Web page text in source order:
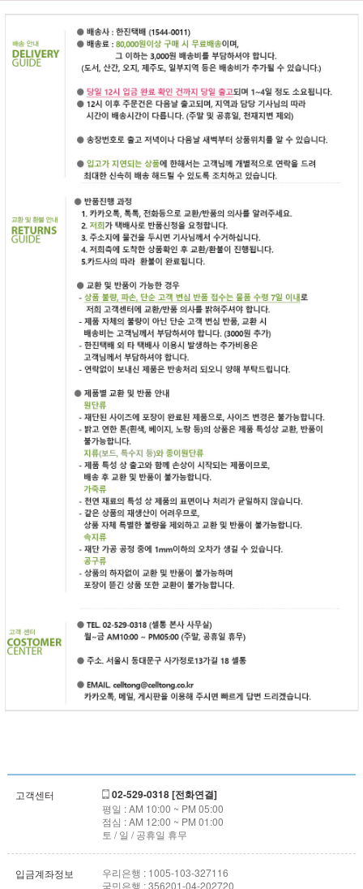
고객센터 02-529-0318 [전화연결]
평일 : AM 10:00 ~ PM 05:00
점심 : AM 12:00 ~ PM 01:00
토 / 일 / 공휴일 휴무
입금계좌정보
우리은행 : 1005-103-327116
국민은행 : 356201-04-202720